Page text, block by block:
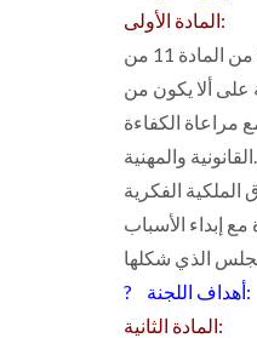
المادة الأولى:
لجنة حماية الملكية الفكرية لجنة مهنية متفرعة عن اتحاد الناشرين العرب، استنادا الى الفقرة 4 من المادة 11 من
على ألا يكون من
مراعاة الكفاءة
القانونية والمهنية.
? أهداف اللجنة:
المادة الثانية: